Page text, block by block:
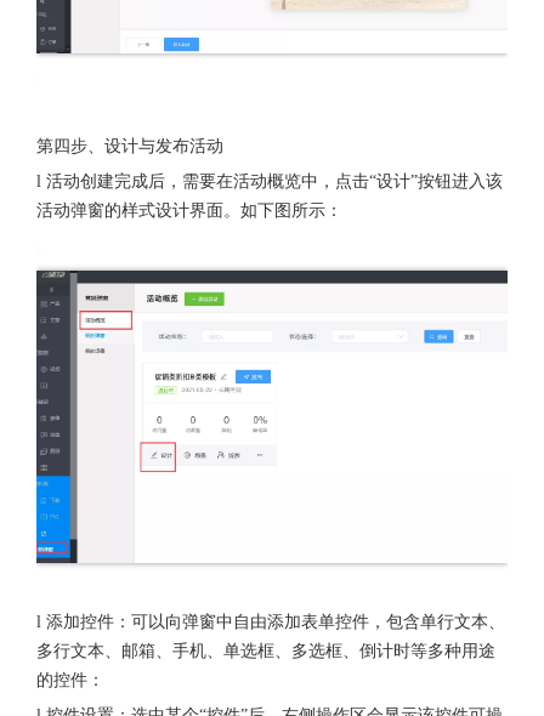
第四步、设计与发布活动
l 活动创建完成后，需要在活动概览中，点击“设计”按钮进入该
活动弹窗的样式设计界面。如下图所示：
l 添加控件：可以向弹窗中自由添加表单控件，包含单行文本、
多行文本、邮箱、手机、单选框、多选框、倒计时等多种用途
的控件：